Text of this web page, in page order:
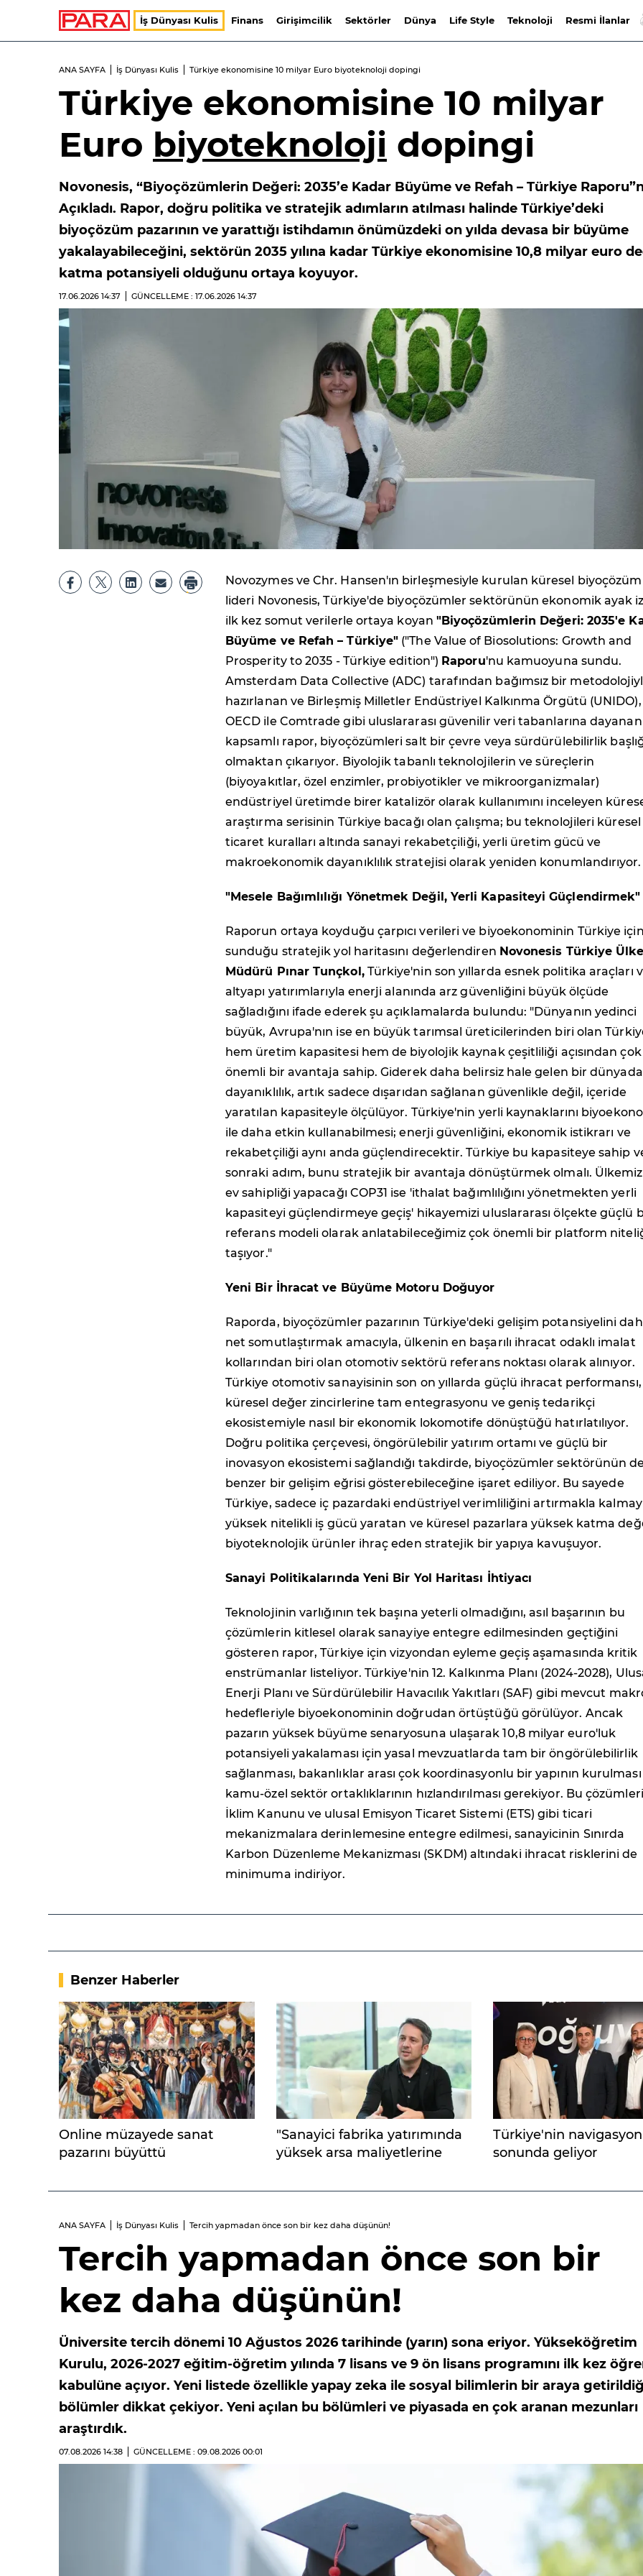
İş Dünyası Kulis Finans Girişimcilik Sektörler Dünya Life Style Teknoloji Resmi İlanlar
ANA SAYFA İş Dünyası Kulis Türkiye ekonomisine 10 milyar Euro biyoteknoloji dopingi
Türkiye ekonomisine 10 milyar
Euro biyoteknoloji dopingi
Novonesis, “Biyoçözümlerin Değeri: 2035’e Kadar Büyüme ve Refah – Türkiye
Açıkladı. Rapor, doğru politika ve stratejik adımların atılması halinde Türkiye’deki
biyoçözüm pazarının ve yarattığı istihdamın önümüzdeki on yılda devasa bir büyüme
yakalayabileceğini, sektörün 2035 yılına kadar Türkiye ekonomisine 10,8 milyar euro
katma potansiyeli olduğunu ortaya koyuyor.
17.06.2026 14:37 GÜNCELLEME : 17.06.2026 14:37
Novozymes ve Chr. Hansen'ın birleşmesiyle kurulan küresel biyoçözüm
lideri Novonesis, Türkiye'de biyoçözümler sektörünün ekonomik ayak
ilk kez somut verilerle ortaya koyan "Biyoçözümlerin Değeri: 2035'e
Büyüme ve Refah – Türkiye" ("The Value of Biosolutions: Growth and
Prosperity to 2035 - Türkiye edition") Raporu'nu kamuoyuna sundu.
Amsterdam Data Collective (ADC) tarafından bağımsız bir
hazırlanan ve Birleşmiş Milletler Endüstriyel Kalkınma Örgütü (UNIDO),
OECD ile Comtrade gibi uluslararası güvenilir veri tabanlarına
kapsamlı rapor, biyoçözümleri salt bir çevre veya sürdürülebilirlik
olmaktan çıkarıyor. Biyolojik tabanlı teknolojilerin ve süreçlerin
(biyoyakıtlar, özel enzimler, probiyotikler ve mikroorganizmalar)
endüstriyel üretimde birer katalizör olarak kullanımını inceleyen
araştırma serisinin Türkiye bacağı olan çalışma; bu teknolojileri küresel
ticaret kuralları altında sanayi rekabetçiliği, yerli üretim gücü ve
makroekonomik dayanıklılık stratejisi olarak yeniden konumlandırıyor.
"Mesele Bağımlılığı Yönetmek Değil, Yerli Kapasiteyi Güçlendirmek"
Raporun ortaya koyduğu çarpıcı verileri ve biyoekonominin Türkiye için
sunduğu stratejik yol haritasını değerlendiren Novonesis Türkiye Ülke
Müdürü Pınar Tunçkol,Türkiye'nin son yıllarda esnek politika araçları
altyapı yatırımlarıyla enerji alanında arz güvenliğini büyük ölçüde
sağladığını ifade ederek şu açıklamalarda bulundu: "Dünyanın yedinci
büyük, Avrupa'nın ise en büyük tarımsal üreticilerinden biri olan
hem üretim kapasitesi hem de biyolojik kaynak çeşitliliği açısından çok
önemli bir avantaja sahip. Giderek daha belirsiz hale gelen bir dünyada
dayanıklılık, artık sadece dışarıdan sağlanan güvenlikle değil, içeride
yaratılan kapasiteyle ölçülüyor. Türkiye'nin yerli kaynaklarını
ile daha etkin kullanabilmesi; enerji güvenliğini, ekonomik istikrarı ve
rekabetçiliği aynı anda güçlendirecektir. Türkiye bu kapasiteye sahip
sonraki adım, bunu stratejik bir avantaja dönüştürmek olmalı.
ev sahipliği yapacağı COP31 ise 'ithalat bağımlılığını yönetmekten yerli
kapasiteyi güçlendirmeye geçiş' hikayemizi uluslararası ölçekte güçlü
referans modeli olarak anlatabileceğimiz çok önemli bir platform
taşıyor."
Yeni Bir İhracat ve Büyüme Motoru Doğuyor
Raporda, biyoçözümler pazarının Türkiye'deki gelişim potansiyelini
net somutlaştırmak amacıyla, ülkenin en başarılı ihracat odaklı imalat
kollarından biri olan otomotiv sektörü referans noktası olarak alınıyor.
Türkiye otomotiv sanayisinin son on yıllarda güçlü ihracat performansı,
küresel değer zincirlerine tam entegrasyonu ve geniş tedarikçi
ekosistemiyle nasıl bir ekonomik lokomotife dönüştüğü hatırlatılıyor.
Doğru politika çerçevesi, öngörülebilir yatırım ortamı ve güçlü bir
inovasyon ekosistemi sağlandığı takdirde, biyoçözümler sektörünün de
benzer bir gelişim eğrisi gösterebileceğine işaret ediliyor. Bu sayede
Türkiye, sadece iç pazardaki endüstriyel verimliliğini artırmakla
yüksek nitelikli iş gücü yaratan ve küresel pazarlara yüksek katma
biyoteknolojik ürünler ihraç eden stratejik bir yapıya kavuşuyor.
Sanayi Politikalarında Yeni Bir Yol Haritası İhtiyacı
Teknolojinin varlığının tek başına yeterli olmadığını, asıl başarının bu
çözümlerin kitlesel olarak sanayiye entegre edilmesinden geçtiğini
gösteren rapor, Türkiye için vizyondan eyleme geçiş aşamasında kritik
enstrümanlar listeliyor. Türkiye'nin 12. Kalkınma Planı (2024-2028),
Enerji Planı ve Sürdürülebilir Havacılık Yakıtları (SAF) gibi mevcut
hedefleriyle biyoekonominin doğrudan örtüştüğü görülüyor. Ancak
pazarın yüksek büyüme senaryosuna ulaşarak 10,8 milyar euro'luk
potansiyeli yakalaması için yasal mevzuatlarda tam bir öngörülebilirlik
sağlanması, bakanlıklar arası çok koordinasyonlu bir yapının
kamu-özel sektör ortaklıklarının hızlandırılması gerekiyor. Bu
İklim Kanunu ve ulusal Emisyon Ticaret Sistemi (ETS) gibi ticari
mekanizmalara derinlemesine entegre edilmesi, sanayicinin Sınırda
Karbon Düzenleme Mekanizması (SKDM) altındaki ihracat risklerini de
minimuma indiriyor.
Benzer Haberler
Online müzayede sanat
pazarını büyüttü
"Sanayici fabrika yatırımında
yüksek arsa maliyetlerine
Türkiye'nin
sonunda geliyor
ANA SAYFA İş Dünyası Kulis Tercih yapmadan önce son bir kez daha düşünün!
Tercih yapmadan önce son bir
kez daha düşünün!
Üniversite tercih dönemi 10 Ağustos 2026 tarihinde (yarın) sona eriyor. Yükseköğretim
Kurulu, 2026-2027 eğitim-öğretim yılında 7 lisans ve 9 ön lisans programını ilk kez
kabulüne açıyor. Yeni listede özellikle yapay zeka ile sosyal bilimlerin bir araya
bölümler dikkat çekiyor. Yeni açılan bu bölümleri ve piyasada en çok aranan mezunları
araştırdık.
07.08.2026 14:38 GÜNCELLEME : 09.08.2026 00:01